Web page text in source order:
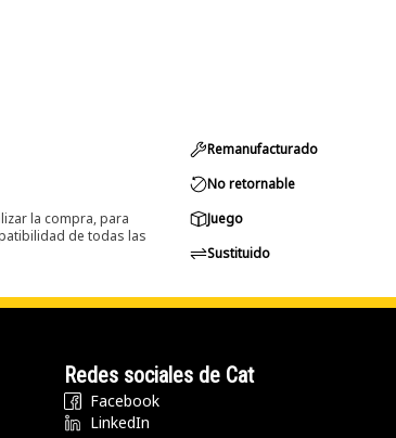
la compra, para
de todas las
Remanufacturado
No retornable
Juego
Sustituido
Redes sociales de Cat
Facebook
LinkedIn